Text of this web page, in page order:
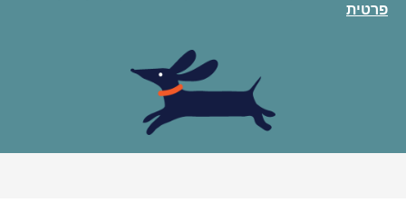
פרטית